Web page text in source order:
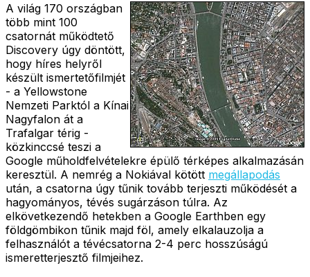
A világ 170 országban
több mint 100
csatornát működtető
Discovery úgy döntött,
hogy híres helyről
készült ismertetőfilmjét
- a Yellowstone
Nemzeti Parktól a Kínai
Nagyfalon át a
Trafalgar térig -
közkinccsé teszi a
Google műholdfelvételekre épülő térképes alkalmazásán
keresztül. A nemrég a Nokiával kötött megállapodás
után, a csatorna úgy tűnik tovább terjeszti működését a
hagyományos, tévés sugárzáson túlra. Az
elkövetkezendő hetekben a Google Earthben egy
földgömbikon tűnik majd föl, amely elkalauzolja a
felhasználót a tévécsatorna 2-4 perc hosszúságú
ismeretterjesztő filmjeihez.